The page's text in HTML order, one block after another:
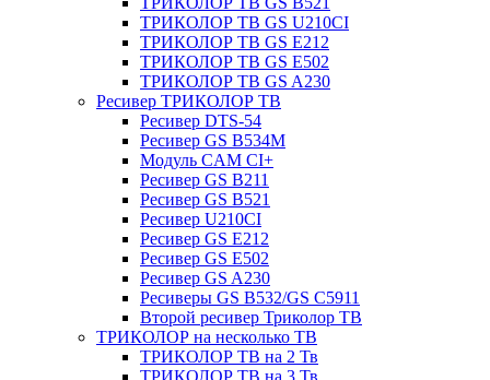
ТРИКОЛОР ТВ GS U210CI
ТРИКОЛОР ТВ GS E212
ТРИКОЛОР ТВ GS E502
ТРИКОЛОР ТВ GS A230
Ресивер ТРИКОЛОР ТВ
Ресивер DTS-54
Ресивер GS B534M
Модуль CAM CI+
Ресивер GS B211
Ресивер GS B521
Ресивер U210CI
Ресивер GS E212
Ресивер GS E502
Ресивер GS A230
Ресиверы GS B532/GS C5911
Второй ресивер Триколор ТВ
ТРИКОЛОР на несколько ТВ
ТРИКОЛОР ТВ на 2 Тв
ТРИКОЛОР ТВ на 3 Тв